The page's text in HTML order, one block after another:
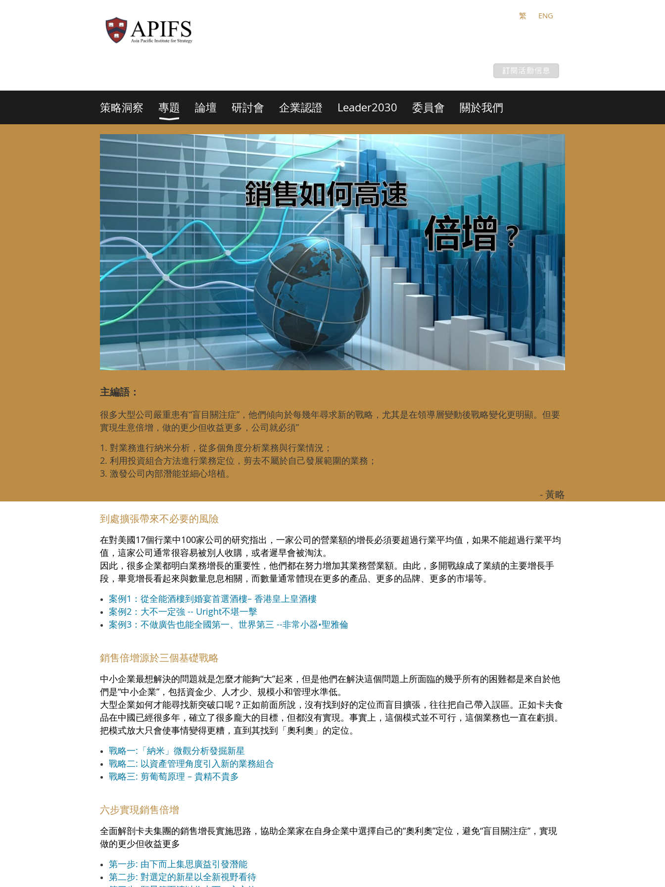
繁 ENG
策略洞察 專題 論壇 研討會 企業認證 Leader2030 委員會 關於我們
主編語：
很多大型公司嚴重患有“盲目關注症”，他們傾向於每幾年尋求新的戰略，尤其是在領導層變動後戰略變化更明顯。但要
實現生意倍增，做的更少但收益更多，公司就必須”
1. 對業務進行納米分析，從多個角度分析業務與行業情況；
2. 利用投資組合方法進行業務定位，剪去不屬於自己發展範圍的業務；
3. 激發公司內部潛能並細心培植。
- 黃略
到處擴張帶來不必要的風險
在對美國17個行業中100家公司的研究指出，一家公司的營業額的增長必須要超過行業平均值，如果不能超過行業平均
值，這家公司通常很容易被別人收購，或者遲早會被淘汰。
因此，很多企業都明白業務增長的重要性，他們都在努力增加其業務營業額。由此，多開戰線成了業績的主要增長手
段，畢竟增長看起來與數量息息相關，而數量通常體現在更多的產品、更多的品牌、更多的市場等。
案例1：從全能酒樓到婚宴首選酒樓– 香港皇上皇酒樓
案例2：大不一定強 -- Uright不堪一擊
案例3：不做廣告也能全國第一、世界第三 --非常小器•聖雅倫
銷售倍增源於三個基礎戰略
中小企業最想解決的問題就是怎麼才能夠“大”起來，但是他們在解決這個問題上所面臨的幾乎所有的困難都是來自於他
們是“中小企業”，包括資金少、人才少、規模小和管理水準低。
大型企業如何才能尋找新突破口呢？正如前面所說，沒有找到好的定位而盲目擴張，往往把自己帶入誤區。正如卡夫食
品在中國已經很多年，確立了很多龐大的目標，但都沒有實現。事實上，這個模式並不可行，這個業務也一直在虧損。
把模式放大只會使事情變得更糟，直到其找到「奧利奧」的定位。
戰略一:「納米」微觀分析發掘新星
戰略二: 以資產管理角度引入新的業務組合
戰略三: 剪葡萄原理 – 貴精不貴多
六步實現銷售倍增
全面解剖卡夫集團的銷售增長實施思路，協助企業家在自身企業中選擇自己的“奧利奧”定位，避免“盲目關注症”，實現
做的更少但收益更多
第一步: 由下而上集思廣益引發潛能
第二步: 對選定的新星以全新視野看待